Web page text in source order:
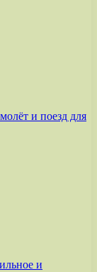
и поезд для
и